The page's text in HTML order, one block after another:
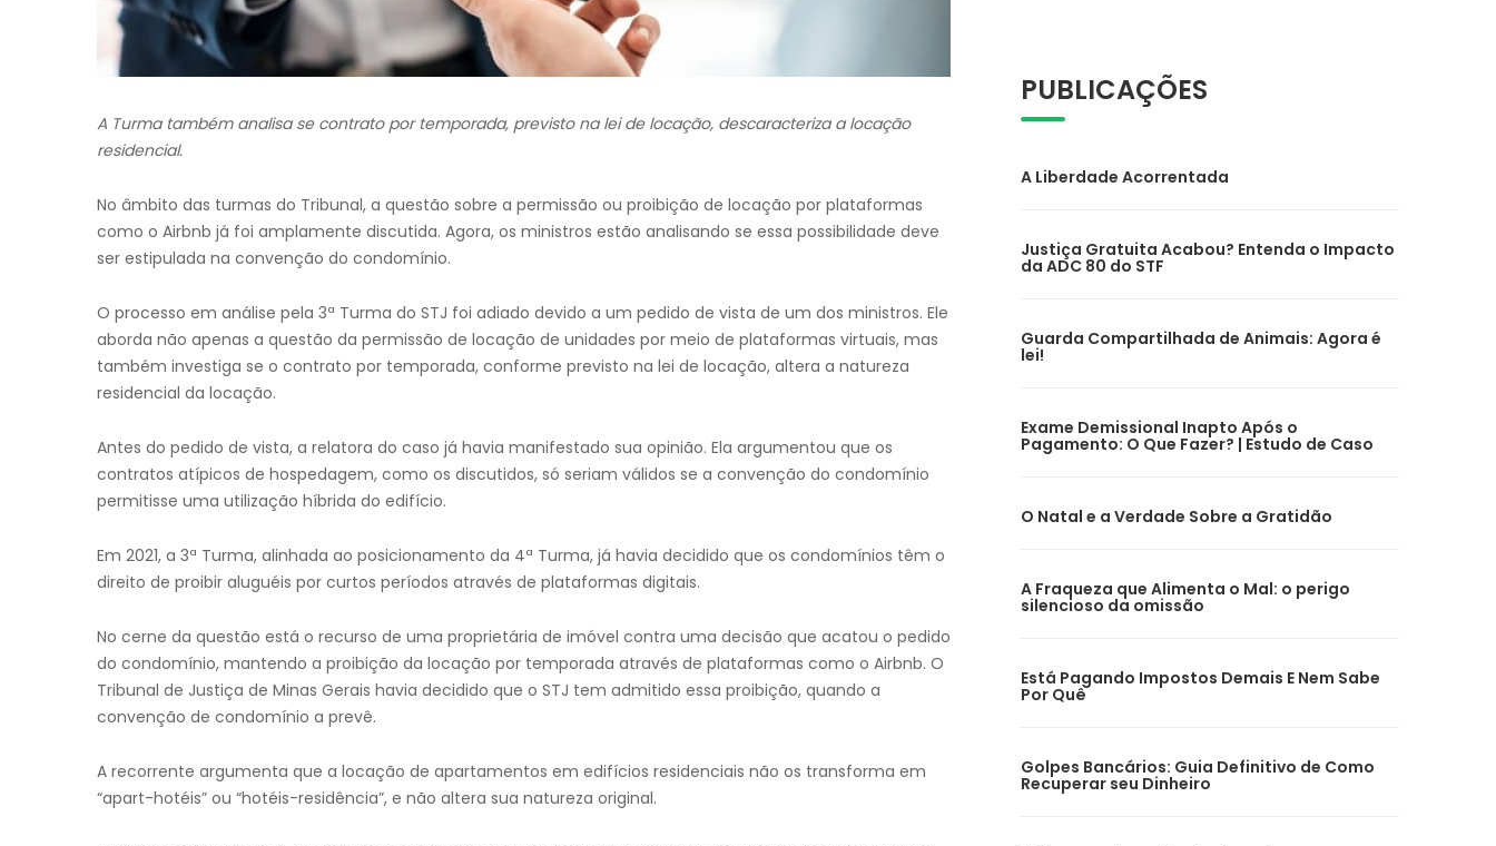
A Turma também analisa se contrato por temporada, previsto na lei de locação, descaracteriza a locação
residencial.
No âmbito das turmas do Tribunal, a questão sobre a permissão ou proibição de locação por plataformas
como o Airbnb já foi amplamente discutida. Agora, os ministros estão analisando se essa possibilidade deve
ser estipulada na convenção do condomínio.
O processo em análise pela 3ª Turma do STJ foi adiado devido a um pedido de vista de um dos ministros. Ele
aborda não apenas a questão da permissão de locação de unidades por meio de plataformas virtuais, mas
também investiga se o contrato por temporada, conforme previsto na lei de locação, altera a natureza
residencial da locação.
Antes do pedido de vista, a relatora do caso já havia manifestado sua opinião. Ela argumentou que os
contratos atípicos de hospedagem, como os discutidos, só seriam válidos se a convenção do condomínio
permitisse uma utilização híbrida do edifício.
Em 2021, a 3ª Turma, alinhada ao posicionamento da 4ª Turma, já havia decidido que os condomínios têm o
direito de proibir aluguéis por curtos períodos através de plataformas digitais.
No cerne da questão está o recurso de uma proprietária de imóvel contra uma decisão que acatou o pedido
do condomínio, mantendo a proibição da locação por temporada através de plataformas como o Airbnb. O
Tribunal de Justiça de Minas Gerais havia decidido que o STJ tem admitido essa proibição, quando a
convenção de condomínio a prevê.
A recorrente argumenta que a locação de apartamentos em edifícios residenciais não os transforma em
“apart-hotéis” ou “hotéis-residência”, e não altera sua natureza original.
PUBLICAÇÕES
A Liberdade Acorrentada
Justiça Gratuita Acabou? Entenda o Impacto
da ADC 80 do STF
Guarda Compartilhada de Animais: Agora é
lei!
Exame Demissional Inapto Após o
Pagamento: O Que Fazer? | Estudo de Caso
O Natal e a Verdade Sobre a Gratidão
A Fraqueza que Alimenta o Mal: o perigo
silencioso da omissão
Está Pagando Impostos Demais E Nem Sabe
Por Quê
Golpes Bancários: Guia Definitivo de Como
Recuperar seu Dinheiro